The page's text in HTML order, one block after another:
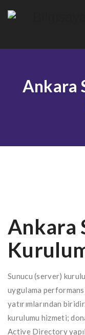
Ankara
Ankara
Sunucu (server)
uygulama
yatırımlarından
kurulumu hizmeti;
Active Directory